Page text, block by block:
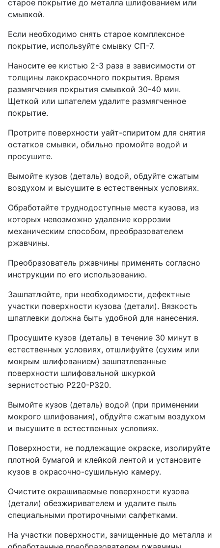
старое покрытие до металла шлифованием или
смывкой.
Если необходимо снять старое комплексное
покрытие, используйте смывку СП-7.
Наносите ее кистью 2-3 раза в зависимости от
толщины лакокрасочного покрытия. Время
размягчения покрытия смывкой 30-40 мин.
Щеткой или шпателем удалите размягченное
покрытие.
Протрите поверхности уайт-спиритом для снятия
остатков смывки, обильно промойте водой и
просушите.
Вымойте кузов (деталь) водой, обдуйте сжатым
воздухом и высушите в естественных условиях.
Обработайте труднодоступные места кузова, из
которых невозможно удаление коррозии
механическим способом, преобразователем
ржавчины.
Преобразователь ржавчины применять согласно
инструкции по его использованию.
Зашпатлюйте, при необходимости, дефектные
участки поверхности кузова (детали). Вязкость
шпатлевки должна быть удобной для нанесения.
Просушите кузов (деталь) в течение 30 минут в
естественных условиях, отшлифуйте (сухим или
мокрым шлифованием) зашпатлеванные
поверхности шлифовальной шкуркой
зернистостью Р220-Р320.
Вымойте кузов (деталь) водой (при применении
мокрого шлифования), обдуйте сжатым воздухом
и высушите в естественных условиях.
Поверхности, не подлежащие окраске, изолируйте
плотной бумагой и клейкой лентой и установите
кузов в окрасочно-сушильную камеру.
Очистите окрашиваемые поверхности кузова
(детали) обезжиривателем и удалите пыль
специальными протирочными салфетками.
На участки поверхности, зачищенные до металла и